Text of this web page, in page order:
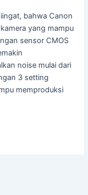
bahwa Canon
yang mampu
sensor CMOS
noise mulai dari
3 setting
memproduksi